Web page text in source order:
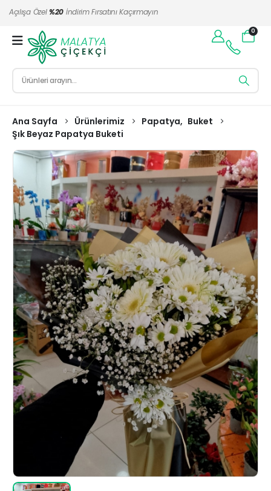
Açılışa Özel %20 İndirim Fırsatını Kaçırmayın
0
Ana Sayfa Ürünlerimiz Papatya, Buket
Şık Beyaz Papatya Buketi